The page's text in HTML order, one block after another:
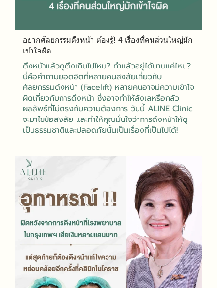
อยากศัลยกรรมดึงหน้า ต้องรู้! 4 เรื่องที่คนส่วนใหญ่มัก
เข้าใจผิด
ดึงหน้าแล้วดูตึงเกินไปไหม? ทำแล้วอยู่ได้นานแค่ไหน?
นี่คือคำถามยอดฮิตที่หลายคนสงสัยเกี่ยวกับ
ศัลยกรรมดึงหน้า (Facelift) หลายคนอาจมีความเข้าใจ
ผิดเกี่ยวกับการดึงหน้า ซึ่งอาจทำให้ลังเลหรือกลัว
ผลลัพธ์ที่ไม่ตรงกับความต้องการ วันนี้ ALINE Clinic
จะมาไขข้อสงสัย และทำให้คุณมั่นใจว่าการดึงหน้าให้ดู
เป็นธรรมชาติและปลอดภัยนั้นเป็นเรื่องที่เป็นไปได้!